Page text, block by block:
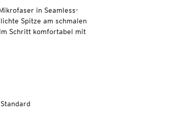
in Seamless-
Spitze am schmalen
Schritt komfortabel mit